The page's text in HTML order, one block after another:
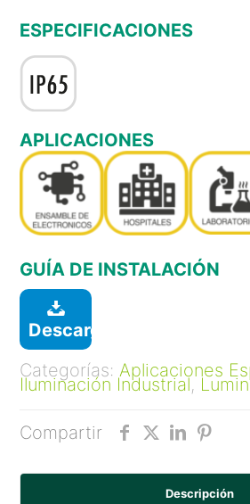
ESPECIFICACIONES
APLICACIONES
GUÍA DE INSTALACIÓN
Descargar
Categorías:Aplicaciones
Iluminación Industrial,
Compartir
Descripción